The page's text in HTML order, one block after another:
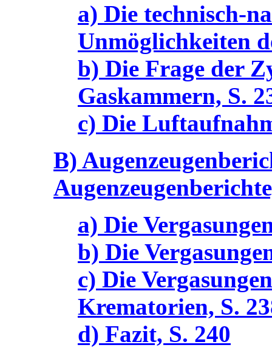
a) Die technisch-
Unmöglichkeiten
b) Die Frage der
Gaskammern, S.
c) Die
B)
a) Die
b) Die
c) Die
Krematorien, S.
d) Fazit, S. 240